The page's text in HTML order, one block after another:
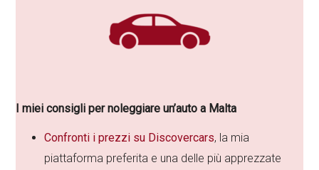
I miei consigli per noleggiare un’auto a Malta
Confronti i prezzi su Discovercars, la mia
piattaforma preferita e una delle più apprezzate